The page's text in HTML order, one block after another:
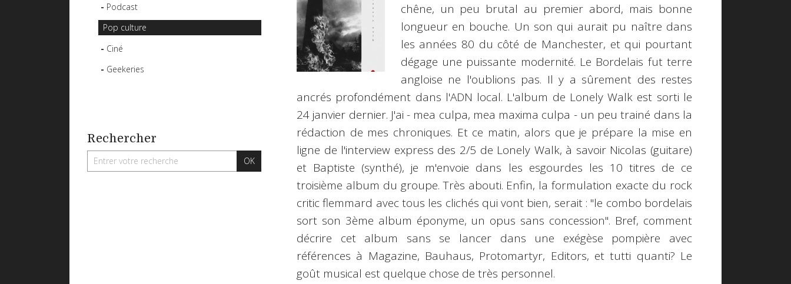
Podcast
Pop culture
Ciné
Geekeries
Rechercher
chêne, un peu brutal au premier abord, mais bonne
longueur en bouche. Un son qui aurait pu naître dans
les années 80 du côté de Manchester, et qui pourtant
dégage une puissante modernité. Le Bordelais fut terre
angloise ne l'oublions pas. Il y a sûrement des restes
ancrés profondément dans l'ADN local. L'album de Lonely Walk est sorti le
24 janvier dernier. J'ai - mea culpa, mea maxima culpa - un peu trainé dans la
rédaction de mes chroniques. Et ce matin, alors que je prépare la mise en
ligne de l'interview express des 2/5 de Lonely Walk, à savoir Nicolas (guitare)
et Baptiste (synthé), je m'envoie dans les esgourdes les 10 titres de ce
troisième album du groupe. Très abouti. Enfin, la formulation exacte du rock
critic flemmard avec tous les clichés qui vont bien, serait : "le combo bordelais
sort son 3ème album éponyme, un opus sans concession". Bref, comment
décrire cet album sans se lancer dans une exégèse pompière avec
références à Magazine, Bauhaus, Protomartyr, Editors, et tutti quanti? Le
goût musical est quelque chose de très personnel.